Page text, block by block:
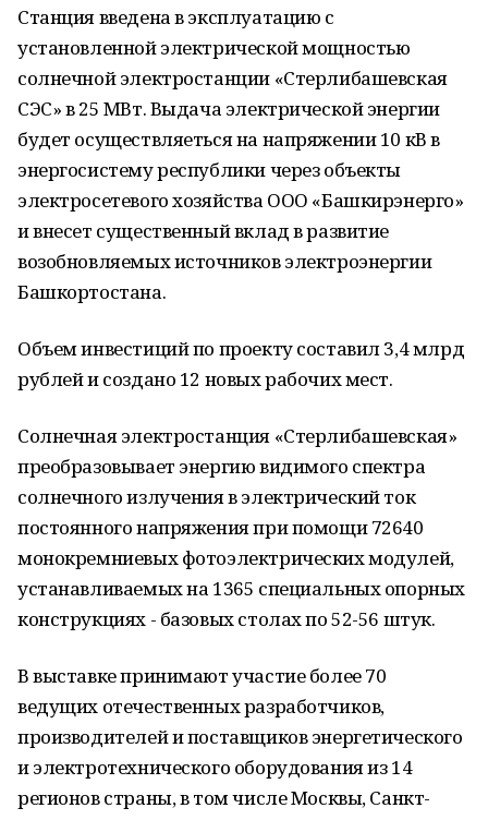
Станция введена в эксплуатацию с
установленной электрической мощностью
солнечной электростанции «Стерлибашевская
СЭС» в 25 МВт. Выдача электрической энергии
будет осуществляеться на напряжении 10 кВ в
энергосистему республики через объекты
электросетевого хозяйства ООО «Башкирэнерго»
и внесет существенный вклад в развитие
возобновляемых источников электроэнергии
Башкортостана.
Объем инвестиций по проекту составил 3,4 млрд
рублей и создано 12 новых рабочих мест.
Солнечная электростанция «Стерлибашевская»
преобразовывает энергию видимого спектра
солнечного излучения в электрический ток
постоянного напряжения при помощи 72640
монокремниевых фотоэлектрических модулей,
устанавливаемых на 1365 специальных опорных
конструкциях - базовых столах по 52-56 штук.
В выставке принимают участие более 70
ведущих отечественных разработчиков,
производителей и поставщиков энергетического
и электротехнического оборудования из 14
регионов страны, в том числе Москвы, Санкт-